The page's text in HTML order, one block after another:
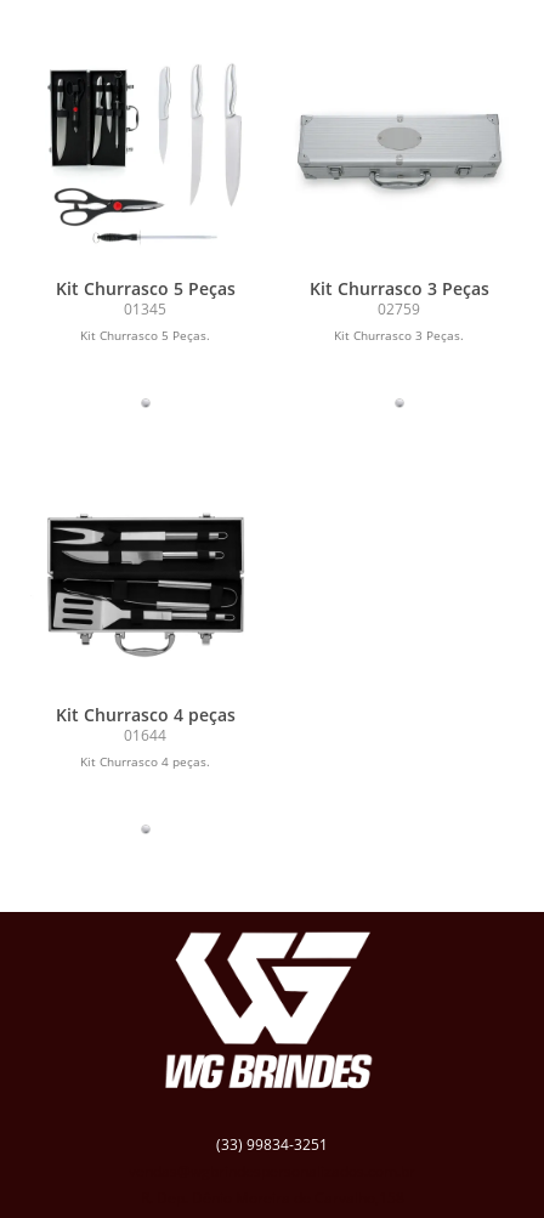
Kit Churrasco 5 Peças
01345
Kit Churrasco 5 Peças.
Kit Churrasco 3 Peças
02759
Kit Churrasco 3 Peças.
Kit Churrasco 4 peças
01644
Kit Churrasco 4 peças.
(33) 99834-3251